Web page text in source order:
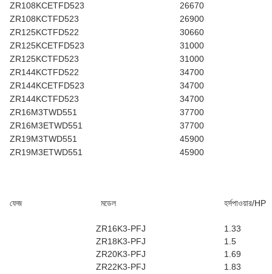
ZR108KCETFD523
26670
ZR108KCTFD523
26900
ZR125KCTFD522
30660
ZR125KCETFD523
31000
ZR125KCTFD523
31000
ZR144KCTFD522
34700
ZR144KCETFD523
34700
ZR144KCTFD523
34700
ZR16M3TWD551
37700
ZR16M3ETWD551
37700
ZR19M3TWD551
45900
ZR19M3ETWD551
45900
ফেজ মডেল হর্সপাওয়ার/HP
ZR16K3-PFJ
1.33
ZR18K3-PFJ
1.5
ZR20K3-PFJ
1.69
ZR22K3-PFJ
1.83